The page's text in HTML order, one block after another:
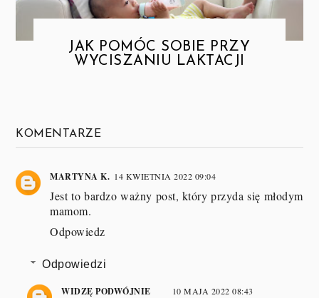
JAK POMÓC SOBIE PRZY
WYCISZANIU LAKTACJI
KOMENTARZE
MARTYNA K. 14 KWIETNIA 2022 09:04
Jest to bardzo ważny post, który przyda się młodym
mamom.
Odpowiedz
Odpowiedzi
WIDZĘ PODWÓJNIE 10 MAJA 2022 08:43